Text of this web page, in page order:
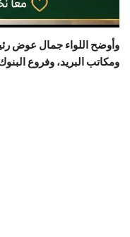
ومكاتب البريد، وفروع